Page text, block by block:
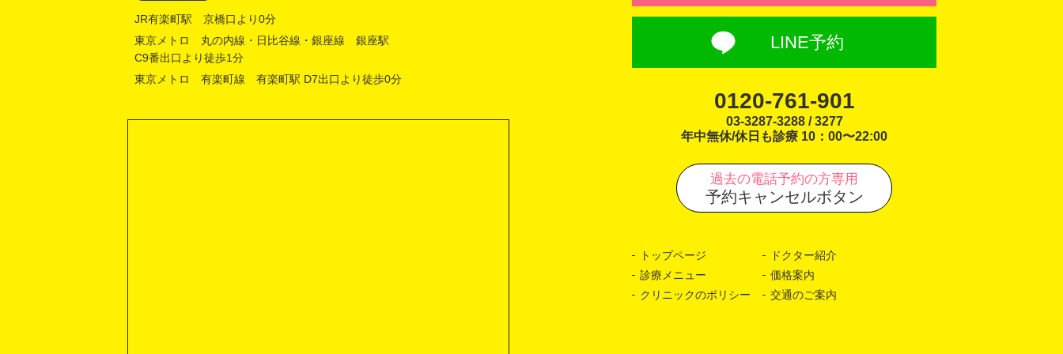
JR有楽町駅 京橋口より0分
東京メトロ 丸の内線・日比谷線・銀座線 銀座駅
C9番出口より徒歩1分
東京メトロ 有楽町線 有楽町駅 D7出口より徒歩0分
LINE予約
0120-761-901
03-3287-3288 / 3277
年中無休/休日も診療 10：00〜22:00
過去の電話予約の方専用
予約キャンセルボタン
トップページ
ドクター紹介
診療メニュー
価格案内
クリニックのポリシー
交通のご案内